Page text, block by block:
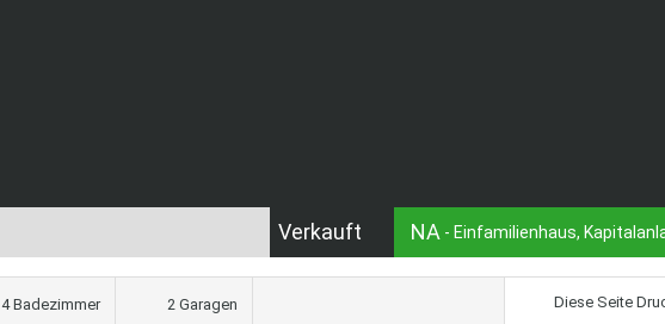
Verkauft NA - Einfamilienhaus,
4 Badezimmer 2 Garagen Diese Seite